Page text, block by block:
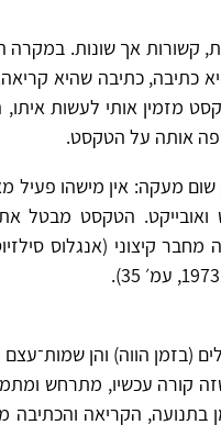
קשורות אך שונות. במקרה
כתיבה, כתיבה שהיא
מזמין אותי לעשות
אותה על הטקסט.
מעקה: אין מישהו פעיל
ואובייקט. הטקסט מבטל
קיצוני (אנגלוס
(בזמן הווה) והן שמות־עצם
קורה עכשיו, מתרחש
בתנועה, הקריאה והכתיבה